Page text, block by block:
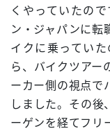
くやっていたの
ン・ジャパンに転
イクに乗ってい
ら、バイクツアー
ーカー側の視点で
しました。その後
ーゲンを経てフリ